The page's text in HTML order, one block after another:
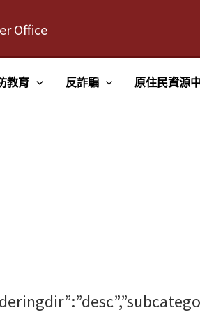
Office
教育 反詐騙 原住民資源